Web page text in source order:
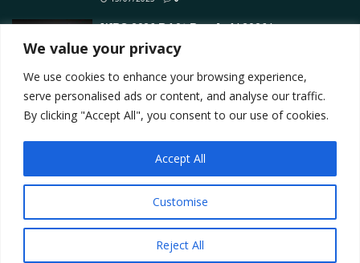
We value your privacy
We use cookies to enhance your browsing experience,
serve personalised ads or content, and analyse our traffic.
By clicking "Accept All", you consent to our use of cookies.
Customise
Reject All
Accept All
WRC 2026 Rd.01 Pregled | 2026 |
PRIOPĆENJE ZA MEDIJE
Contact
Privacy Policy
Terms Marketing i oglašavanje